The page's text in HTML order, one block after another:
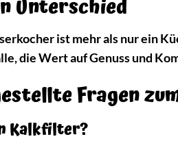
Unterschied
ist mehr als nur ein
die Wert auf Genuss und
Fragen
Kalkfilter?